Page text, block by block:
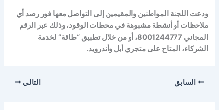
ودعت اللجنة المواطنين والمقيمين إلى التواصل معها فور رصد أي
ملاحظات أو أنشطة مشبوهة في محطات الوقود، وذلك عبر الرقم
المجاني 8001244777، أو من خلال تطبيق “طاقة” لخدمة
الشركاء، المتاح على متجري أبل وأندرويد.
السابق التالي